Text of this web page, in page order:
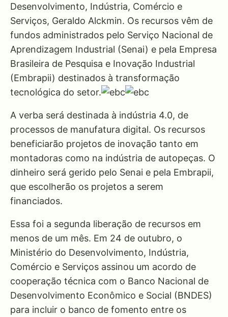
Desenvolvimento, Indústria, Comércio e
Serviços, Geraldo Alckmin. Os recursos vêm de
fundos administrados pelo Serviço Nacional de
Aprendizagem Industrial (Senai) e pela Empresa
Brasileira de Pesquisa e Inovação Industrial
(Embrapii) destinados à transformação
tecnológica do setor.
A verba será destinada à indústria 4.0, de
processos de manufatura digital. Os recursos
beneficiarão projetos de inovação tanto em
montadoras como na indústria de autopeças. O
dinheiro será gerido pelo Senai e pela Embrapii,
que escolherão os projetos a serem
financiados.
Essa foi a segunda liberação de recursos em
menos de um mês. Em 24 de outubro, o
Ministério do Desenvolvimento, Indústria,
Comércio e Serviços assinou um acordo de
cooperação técnica com o Banco Nacional de
Desenvolvimento Econômico e Social (BNDES)
para incluir o banco de fomento entre os